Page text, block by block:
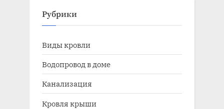
Рубрики
Виды кровли
Водопровод в доме
Канализация
Кровля крыши